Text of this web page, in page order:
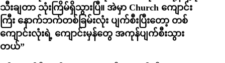
သီးချတာ သုံးကြိမ်ရှိသွားပြီ။ အဲမှာ Church ကျောင်း
ကြီး နောက်ဘက်တစ်ခြမ်းလုံး ပျက်စီးပြီးတော့ တစ်
ကျောင်းလုံးရဲ့ ကျောင်းမှန်တွေ အကုန်ပျက်စီးသွား
တယ်”